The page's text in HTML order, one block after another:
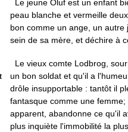
Le jeune Oluf est un enfant
peau blanche et vermeille
bon comme un ange, un
sein de sa mère, et déchire à
Le vieux comte Lodbrog,
un bon soldat et qu'il a
drôle insupportable : tantôt il
fantasque comme une
apparent, abandonne ce qu'il
plus inquiète l'immobilité la